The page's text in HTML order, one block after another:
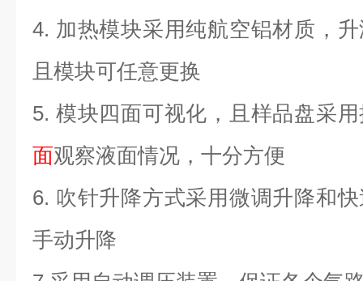
4. 加热模块采用纯航空铝材质，
且模块可任意更换
5. 模块四面可视化，且样品盘采
面观察液面情况，十分方便
6. 吹针升降方式采用微调升降和
手动升降